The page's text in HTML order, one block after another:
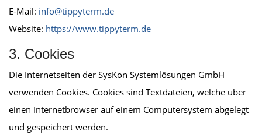
E-Mail: info@tippyterm.de
Website: https://www.tippyterm.de
3. Cookies
Die Internetseiten der SysKon Systemlösungen GmbH
verwenden Cookies. Cookies sind Textdateien, welche über
einen Internetbrowser auf einem Computersystem abgelegt
und gespeichert werden.